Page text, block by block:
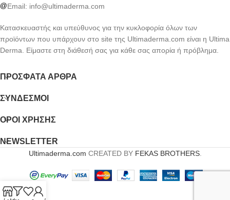
Email: info@ultimaderma.com
Κατασκευαστής και υπεύθυνος για την κυκλοφορία όλων των
προϊόντων που υπάρχουν στο site της Ultimaderma.com είναι η Ultima
Derma. Είμαστε στη διάθεσή σας για κάθε σας απορία ή πρόβλημα.
ΠΡΌΣΦΑΤΑ ΆΡΘΡΑ
ΣΎΝΔΕΣΜΟΙ
ΟΡΟΙ ΧΡΗΣΗΣ
NEWSLETTER
Ultimaderma.com CREATED BY FEKAS BROTHERS.